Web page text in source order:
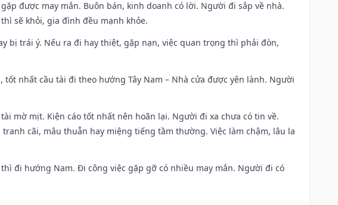
được may mắn. Buôn bán, kinh doanh có lời. Người đi sắp về nhà.
sẽ khỏi, gia đình đều mạnh khỏe.
bị trái ý. Nếu ra đi hay thiệt, gặp nạn, việc quan trọng thì phải đòn,
tốt nhất cầu tài đi theo hướng Tây Nam – Nhà cửa được yên lành. Người
mờ mịt. Kiện cáo tốt nhất nên hoãn lại. Người đi xa chưa có tin về.
cãi, mâu thuẫn hay miệng tiếng tầm thường. Việc làm chậm, lâu la
đi hướng Nam. Đi công việc gặp gỡ có nhiều may mắn. Người đi có